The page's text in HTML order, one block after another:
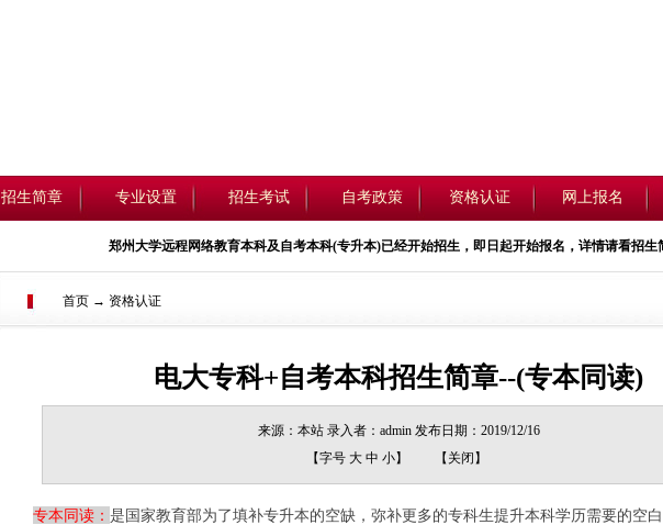
招生简章 专业设置 招生考试 自考政策 资格认证 网上报名
郑州大学远程网络教育本科及自考本科(专升本)已经开始招生，即日起开始报名，详情请看招生简章.
首页 → 资格认证
电大专科+自考本科招生简章--(专本同读)
来源：本站 录入者：admin 发布日期：2019/12/16
【字号 大 中 小】 【 关闭 】
专本同读： 是国家教育部为了填补专升本的空缺，弥补更多的专科生提升本科学历需要的空